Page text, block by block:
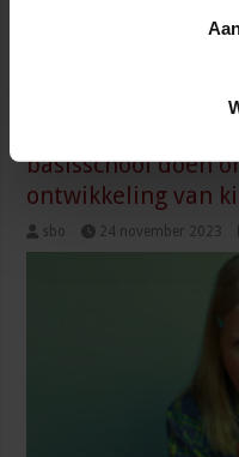
basisschool doen
ontwikkeling van
sbo 24 november 2023